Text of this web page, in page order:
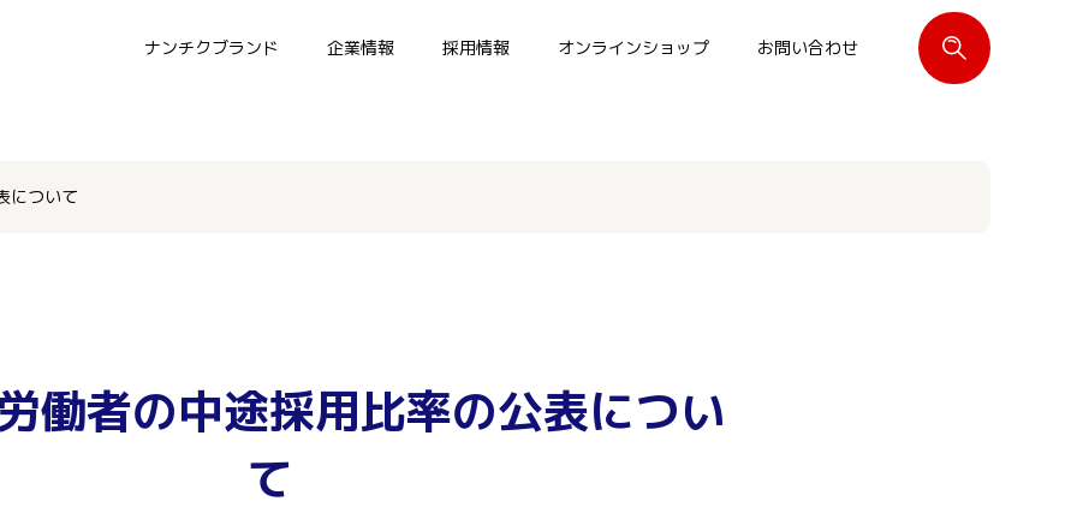
ナンチクブランド 企業情報 採用情報 オンラインショップ お問い合わせ
について
働者の中途採用比率の公表につい
て